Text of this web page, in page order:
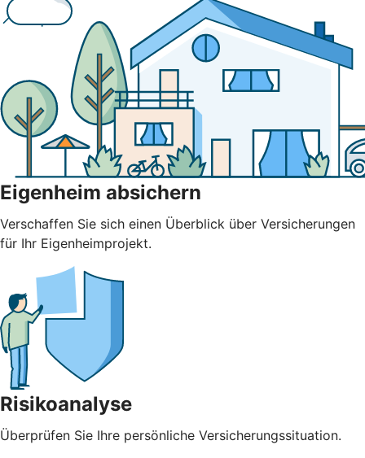
Eigenheim absichern
Verschaffen Sie sich einen Überblick über Versicherungen
für Ihr Eigenheimprojekt.
Risikoanalyse
Überprüfen Sie Ihre persönliche Versicherungssituation.